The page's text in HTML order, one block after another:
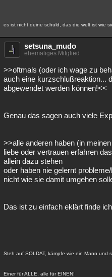
es ist nicht deine schuld, das die welt ist wie
setsuna_mudo
ehemaliges Mitglied
>>oftmals (oder ich wage zu
auch eine kurzschlußreaktion...
abgewendet werden können!<<
Genau das sagen auch viele
>>alle anderen haben (in
liebe oder vertrauen erfahren
allein dazu stehen
oder haben nie gelernt
nicht wie sie damit umgehen
Das ist zu einfach eklärt finde
Steh auf SOLDAT, kämpfe wie ein Mann und
Einer für ALLE, alle für EINEN!